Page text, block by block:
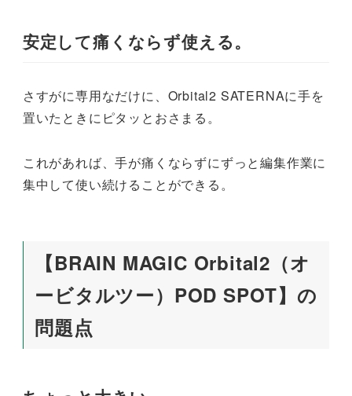
安定して痛くならず使える。
さすがに専用なだけに、Orbital2 SATERNAに手を
置いたときにピタッとおさまる。
これがあれば、手が痛くならずにずっと編集作業に
集中して使い続けることができる。
【BRAIN MAGIC Orbital2（オ
ービタルツー）POD SPOT】の
問題点